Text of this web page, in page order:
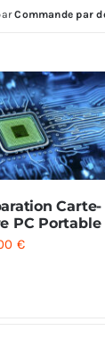
Commande par
Carte-
PC Portable
€